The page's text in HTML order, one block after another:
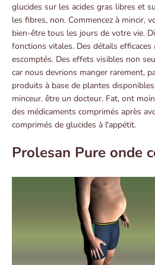
glucides sur les acides gras libres et
les fibres, non. Commencez à mincir,
bien-être tous les jours de votre vie.
fonctions vitales. Des détails
escomptés. Des effets visibles non
car nous devrions manger rarement,
produits à base de plantes
minceur. être un docteur. Fat, ont
des médicaments comprimés après
comprimés de glucides à l'appétit.
Prolesan Pure onde